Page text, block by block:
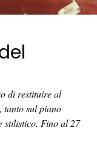
di restituire al
tanto sul piano
stilistico. Fino al 27